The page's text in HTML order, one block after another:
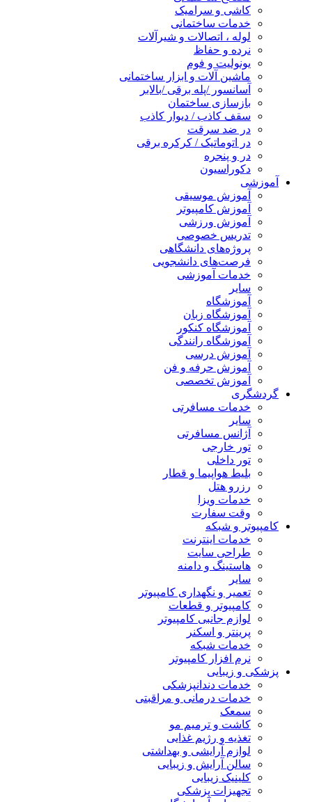
کاشی و سرامیک
خدمات ساختمانی
لوله ، اتصالات و شیرآلات
نرده و حفاظ
یونولیت و فوم
ماشین آلات و ابزار ساختمانی
آسانسور /پله برقی /بالابر
بازسازی ساختمان
سقف کاذب / دیوار کاذب
در ضد سرقت
در اتوماتیک / کرکره برقی
در و پنجره
دکوراسیون
آموزشی
آموزش موسیقی
آموزش کامپیوتر
آموزش ورزشی
تدریس خصوصی
پروژه‌های دانشگاهی
فرصت‌های دانشجویی
خدمات آموزشی
سایر
آموزشگاه
آموزشگاه زبان
آموزشگاه کنکور
آموزشگاه رانندگی
آموزش درسی
آموزش حرفه و فن
آموزش تخصصی
گردشگری
خدمات مسافرتی
سایر
آژانس مسافرتی
تور خارجی
تور داخلی
بلیط هواپیما و قطار
رزرو هتل
خدمات ویزا
وقت سفارت
کامپیوتر و شبکه
خدمات اینترنت
طراحی سایت
هاستینگ و دامنه
سایر
تعمیر و نگهداری کامپیوتر
کامپیوتر و قطعات
لوازم جانبی کامپیوتر
پرینتر و اسکنر
خدمات شبکه
نرم افزار کامپیوتر
پزشکی و زیبایی
خدمات دندانپزشکی
خدمات درمانی و مراقبتی
سمعک
کاشت و ترمیم مو
تغذیه و رژیم غذایی
لوازم آرایشی و بهداشتی
سالن آرایش و زیبایی
کلینیک زیبایی
تجهیزات پزشکی